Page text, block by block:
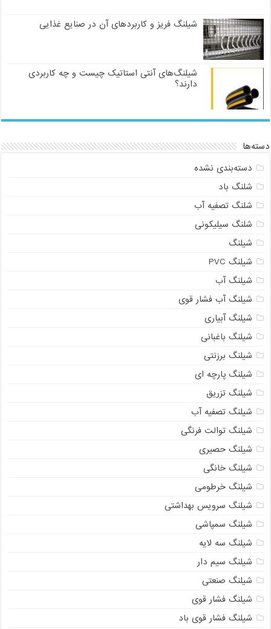
شیلنگ فریز و کاربردهای آن در صنایع غذایی
شیلنگ‌های آنتی استاتیک چیست و چه کاربردی
دارند؟
دسته‌ها
دسته‌بندی نشده
شلنگ باد
شلنگ تصفیه آب
شلنگ سیلیکونی
شیلنگ
شیلنگ PVC
شیلنگ آب
شیلنگ آب فشار قوی
شیلنگ آبیاری
شیلنگ باغبانی
شیلنگ برزنتی
شیلنگ پارچه ای
شیلنگ تزریق
شیلنگ تصفیه آب
شیلنگ توالت فرنگی
شیلنگ حصیری
شیلنگ خانگی
شیلنگ خرطومی
شیلنگ سرویس بهداشتی
شیلنگ سمپاشی
شیلنگ سه لایه
شیلنگ سیم دار
شیلنگ صنعتی
شیلنگ فشار قوی
شیلنگ فشار قوی باد